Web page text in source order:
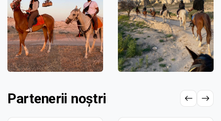
Partenerii noștri